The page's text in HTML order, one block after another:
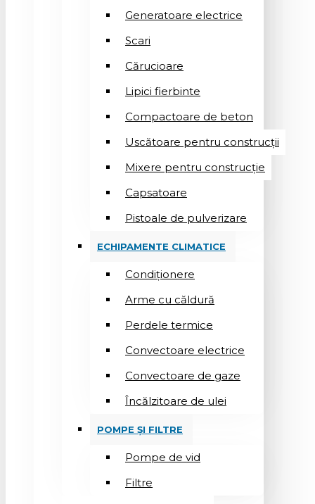
Generatoare electrice
Scari
Cărucioare
Lipici fierbinte
Compactoare de beton
Uscătoare pentru construcții
Mixere pentru construcție
Capsatoare
Pistoale de pulverizare
ECHIPAMENTE CLIMATICE
Condiționere
Arme cu căldură
Perdele termice
Convectoare electrice
Convectoare de gaze
Încălzitoare de ulei
POMPE ȘI FILTRE
Pompe de vid
Filtre